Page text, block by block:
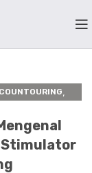
,
Stimulator